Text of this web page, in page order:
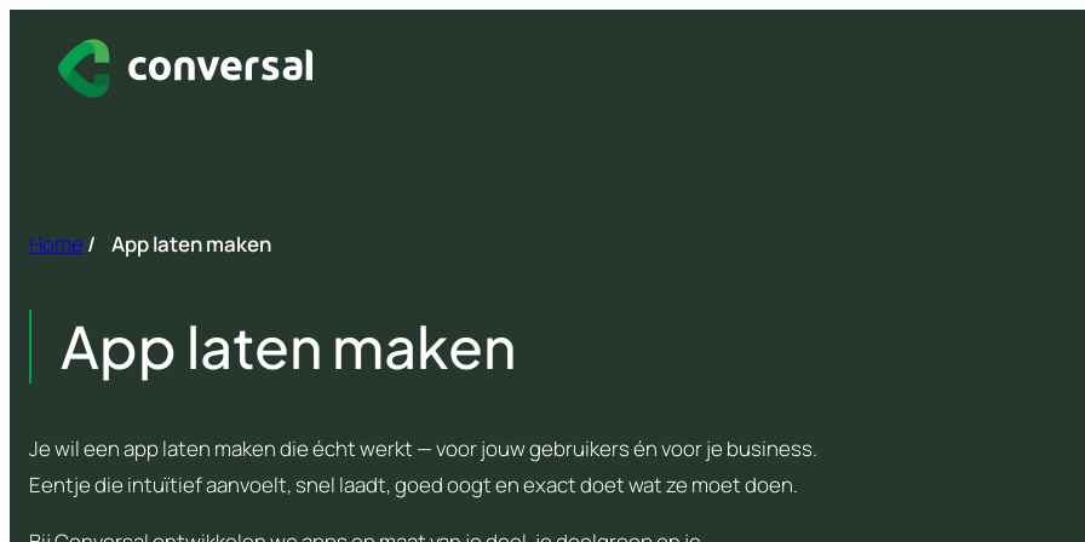
Home / App laten maken
App laten maken
Je wil een app laten maken die écht werkt — voor jouw gebruikers én voor je business.
Eentje die intuïtief aanvoelt, snel laadt, goed oogt en exact doet wat ze moet doen.